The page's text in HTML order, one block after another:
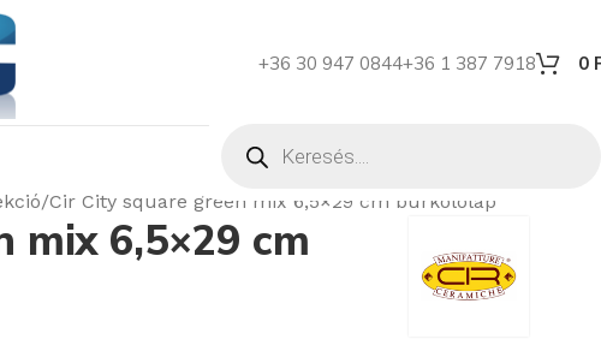
+36 30 947 0844+36 1 387 7918 0
Cir City square green mix 6,5×29 cm burkolólap
mix 6,5×29 cm